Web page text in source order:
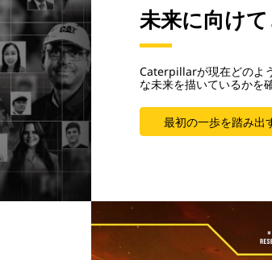
未来に向け
Caterpillarが現在どのよ
な未来を描いているかを
最初の一歩を踏み出